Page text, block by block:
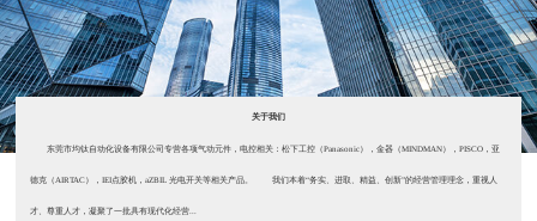
关于我们
东莞市均钛自动化设备有限公司专营各项气动元件，电控相关：松下工控（Panasonic），金器（MINDMAN），PISCO，亚
德克（AIRTAC），IEI点胶机，aZBIL 光电开关等相关产品。 我们本着“务实、进取、精益、创新”的经营管理理念，重视人
才、尊重人才，凝聚了一批具有现代化经营...